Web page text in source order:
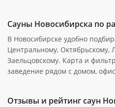
Сауны Новосибирска по
В Новосибирске удобно
Центральному, Октябрьскому,
Заельцовскому. Карта и
заведение рядом с домом,
Отзывы и рейтинг саун